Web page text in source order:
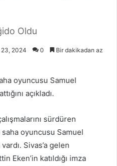
Oldu
2024 0 Bir dakikadan az
oyuncusu Samuel
açıkladı.
sürdüren
oyuncusu Samuel
Sivas’a gelen
Eken’in katıldığı imza